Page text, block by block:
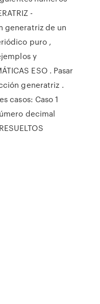
-
generatriz de un
puro ,
y
ESO . Pasar
generatriz .
casos: Caso 1
decimal